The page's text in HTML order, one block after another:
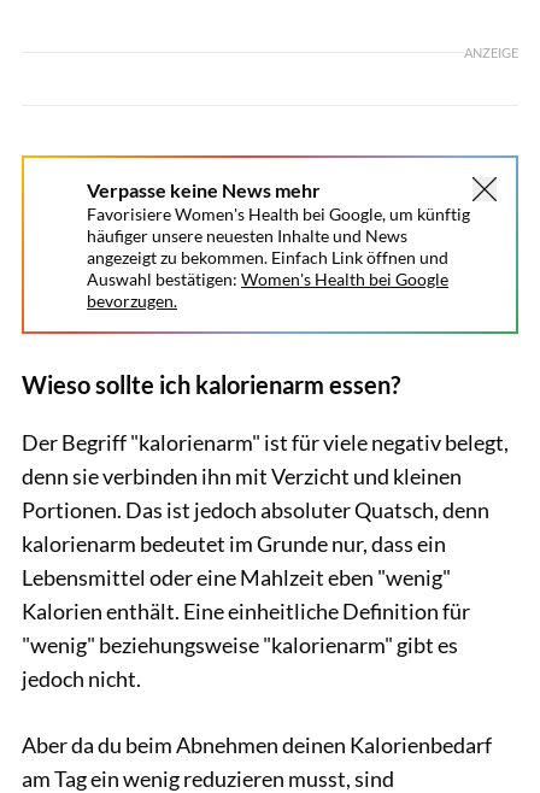
ANZEIGE
Verpasse keine News mehr
Favorisiere Women's Health bei Google, um künftig
häufiger unsere neuesten Inhalte und News
angezeigt zu bekommen. Einfach Link öffnen und
Auswahl bestätigen: Women's Health bei Google
bevorzugen.
Wieso sollte ich kalorienarm essen?
Der Begriff "kalorienarm" ist für viele negativ belegt,
denn sie verbinden ihn mit Verzicht und kleinen
Portionen. Das ist jedoch absoluter Quatsch, denn
kalorienarm bedeutet im Grunde nur, dass ein
Lebensmittel oder eine Mahlzeit eben "wenig"
Kalorien enthält. Eine einheitliche Definition für
"wenig" beziehungsweise "kalorienarm" gibt es
jedoch nicht.
Aber da du beim Abnehmen deinen Kalorienbedarf
am Tag ein wenig reduzieren musst, sind